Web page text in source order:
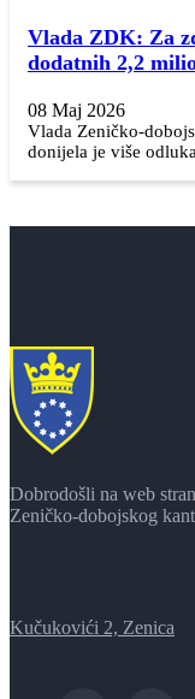
Vlada ZDK: Za
dodatnih 2,2
08 Maj 2026
Vlada Zeničko-
donijela je više
Dobrodošli na web
Zeničko-dobojskog
Kučukovići 2, Zenica